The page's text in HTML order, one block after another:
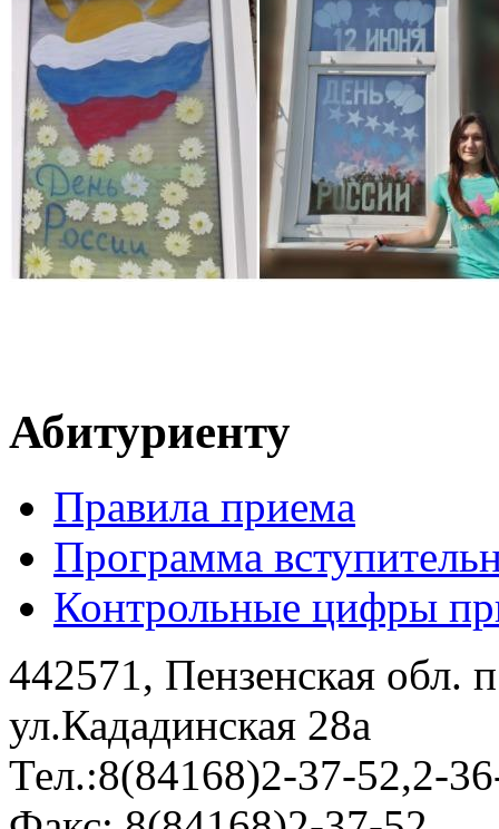
Абитуриенту
Правила приема
Программа
Контрольные цифры
442571, Пензенская обл.
ул.Кададинская 28а
Тел.:8(84168)2-37-52,2-